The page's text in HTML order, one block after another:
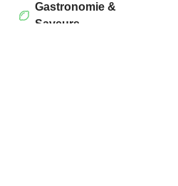
Gastronomie &
Saveurs